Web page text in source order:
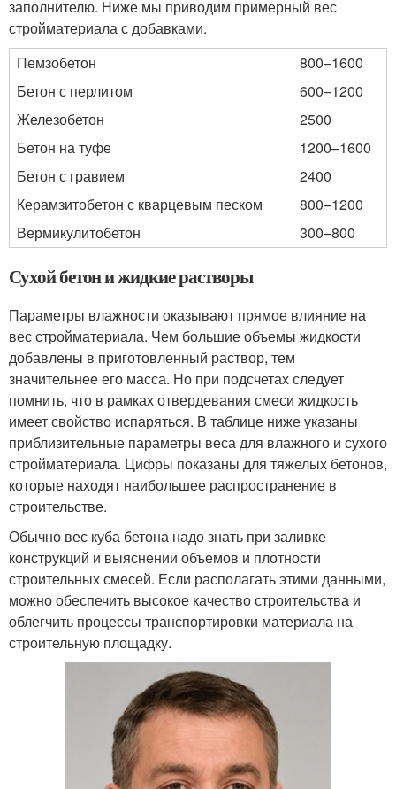
заполнителю. Ниже мы приводим примерный вес
стройматериала с добавками.
Пемзобетон
800–1600
Бетон с перлитом
600–1200
Железобетон
2500
Бетон на туфе
1200–1600
Бетон с гравием
2400
Керамзитобетон с кварцевым песком
800–1200
Вермикулитобетон
300–800
Сухой бетон и жидкие растворы
Параметры влажности оказывают прямое влияние на
вес стройматериала. Чем большие объемы жидкости
добавлены в приготовленный раствор, тем
значительнее его масса. Но при подсчетах следует
помнить, что в рамках отвердевания смеси жидкость
имеет свойство испаряться. В таблице ниже указаны
приблизительные параметры веса для влажного и сухого
стройматериала. Цифры показаны для тяжелых бетонов,
которые находят наибольшее распространение в
строительстве.
Обычно вес куба бетона надо знать при заливке
конструкций и выяснении объемов и плотности
строительных смесей. Если располагать этими данными,
можно обеспечить высокое качество строительства и
облегчить процессы транспортировки материала на
строительную площадку.